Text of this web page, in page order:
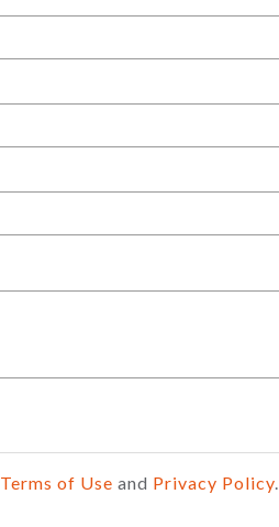
Terms of Use and Privacy Policy.